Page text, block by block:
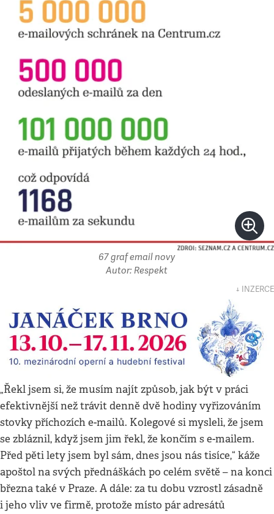
67 graf email novy
Autor: Respekt
↓ INZERCE
„Řekl jsem si, že musím najít způsob, jak být v práci
efektivnější než trávit denně dvě hodiny vyřizováním
stovky příchozích e-mailů. Kolegové si mysleli, že jsem
se zbláznil, když jsem jim řekl, že končím s e-mailem.
Před pěti lety jsem byl sám, dnes jsou nás tisíce,“ káže
apoštol na svých přednáškách po celém světě – na konci
března také v Praze. A dále: za tu dobu vzrostl zásadně
i jeho vliv ve firmě, protože místo pár adresátů